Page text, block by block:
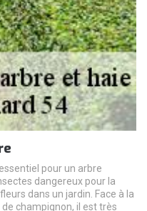
pour un arbre
dangereux pour la
dans un jardin. Face à la
de champignon, il est très